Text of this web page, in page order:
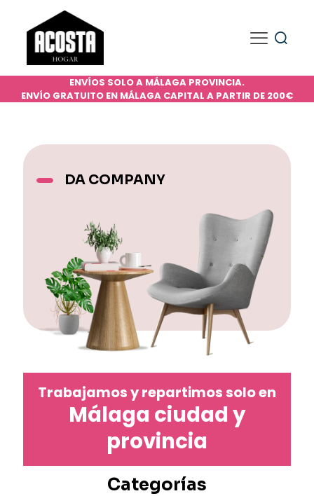
ENVÍOS SOLO A MÁLAGA PROVINCIA.
ENVÍO GRATUITO EN MÁLAGA CAPITAL A PARTIR DE 200€
DA COMPANY
Trabajamos y repartimos solo en
Málaga ciudad y
provincia
Categorías